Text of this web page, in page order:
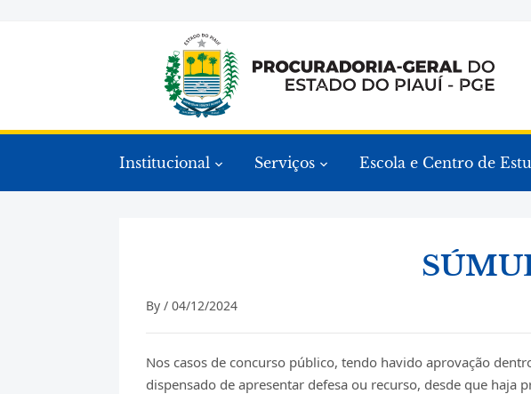
Institucional Serviços Escola e Centro de
By /04/12/2024
Nos casos de concurso público, tendo havido aprovação
dispensado de apresentar defesa ou recurso, desde que